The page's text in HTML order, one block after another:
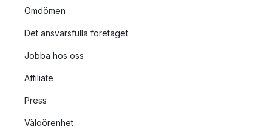
Omdömen
Det ansvarsfulla företaget
Jobba hos oss
Affiliate
Press
Välgörenhet